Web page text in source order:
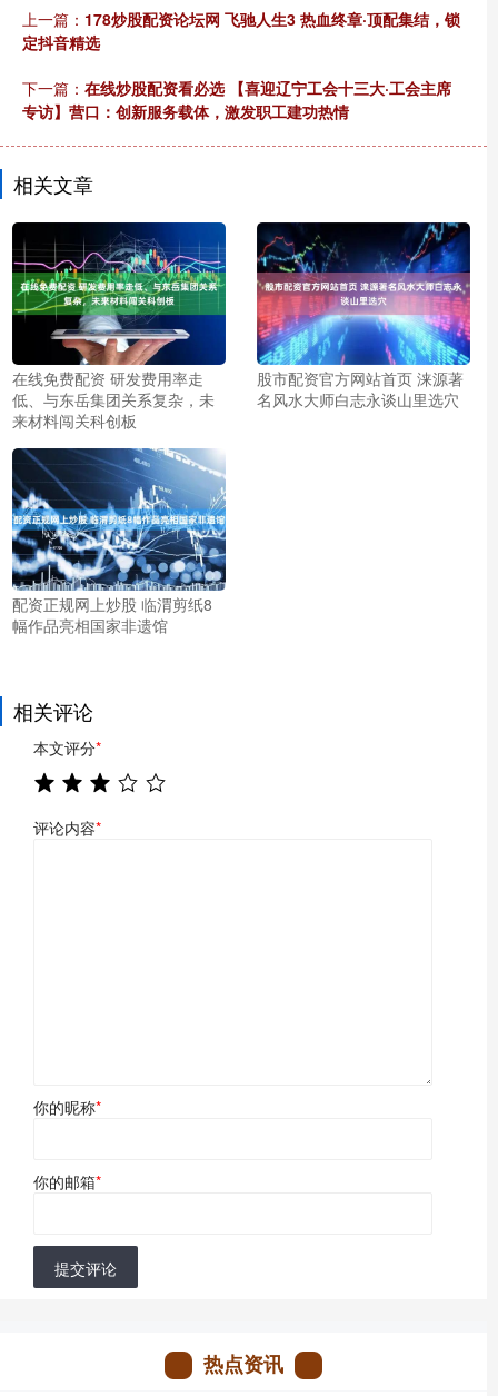
上一篇： 178炒股配资论坛网 飞驰人生3 热血终章·顶配集结，锁
定抖音精选
下一篇： 在线炒股配资看必选 【喜迎辽宁工会十三大·工会主席
专访】营口：创新服务载体，激发职工建功热情
相关文章
在线免费配资 研发费用率走
低、与东岳集团关系复杂，未
来材料闯关科创板
股市配资官方网站首页 涞源著
名风水大师白志永谈山里选穴
配资正规网上炒股 临渭剪纸8
幅作品亮相国家非遗馆
相关评论
本文评分*
评论内容*
你的昵称*
你的邮箱*
提交评论
热点资讯